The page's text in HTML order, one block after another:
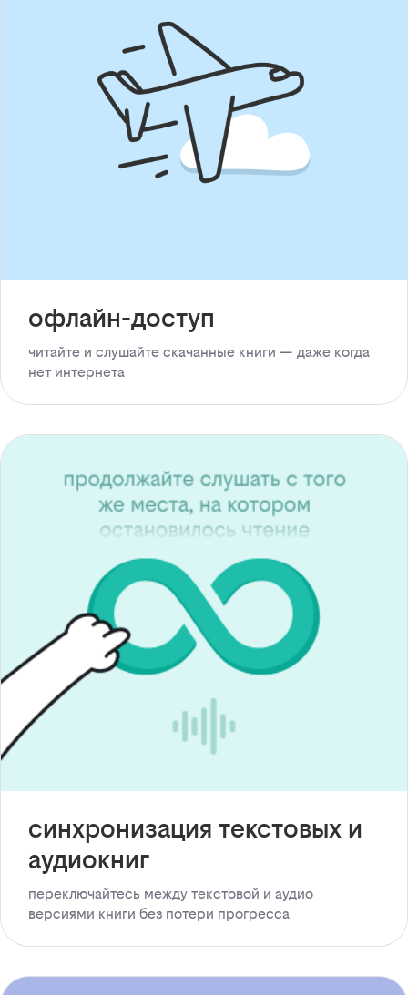
офлайн-доступ
читайте и слушайте скачанные книги — даже когда
нет интернета
синхронизация текстовых и
аудиокниг
переключайтесь между текстовой и аудио
версиями книги без потери прогресса